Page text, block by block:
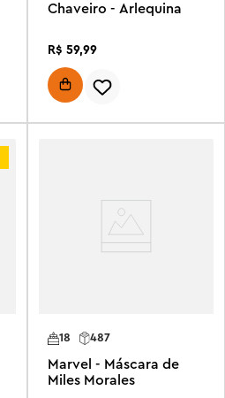
Chaveiro - Arlequina
R$ 59,99
487
18
Marvel - Máscara de
Miles Morales